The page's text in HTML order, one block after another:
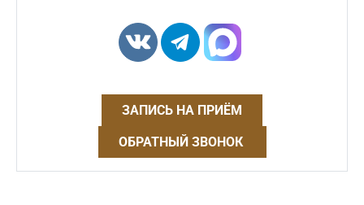
ЗАПИСЬ НА ПРИЁМ
ОБРАТНЫЙ ЗВОНОК